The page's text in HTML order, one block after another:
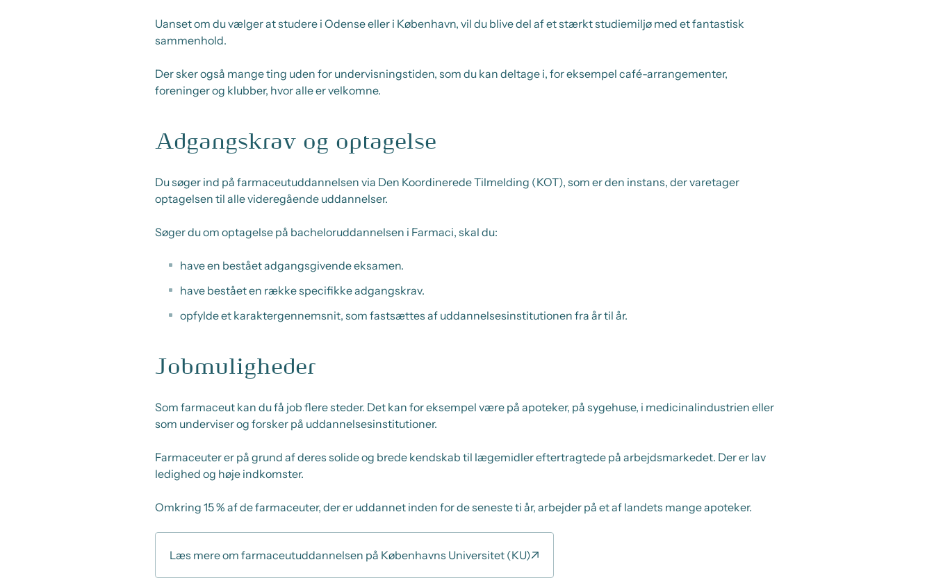
Uanset om du vælger at studere i Odense eller i København, vil du blive del af et stærkt studiemiljø med et fantastisk
sammenhold.
Der sker også mange ting uden for undervisningstiden, som du kan deltage i, for eksempel café-arrangementer,
foreninger og klubber, hvor alle er velkomne.
Adgangskrav og optagelse
Du søger ind på farmaceutuddannelsen via Den Koordinerede Tilmelding (KOT), som er den instans, der varetager
optagelsen til alle videregående uddannelser.
Søger du om optagelse på bacheloruddannelsen i Farmaci, skal du:
have en bestået adgangsgivende eksamen.
have bestået en række specifikke adgangskrav.
opfylde et karaktergennemsnit, som fastsættes af uddannelsesinstitutionen fra år til år.
Jobmuligheder
Som farmaceut kan du få job flere steder. Det kan for eksempel være på apoteker, på sygehuse, i medicinalindustrien eller
som underviser og forsker på uddannelsesinstitutioner.
Farmaceuter er på grund af deres solide og brede kendskab til lægemidler eftertragtede på arbejdsmarkedet. Der er lav
ledighed og høje indkomster.
Omkring 15 % af de farmaceuter, der er uddannet inden for de seneste ti år, arbejder på et af landets mange apoteker.
Læs mere om farmaceutuddannelsen på Københavns Universitet (KU)